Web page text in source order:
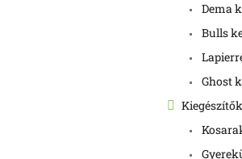
Dema
Bulls
Ghost
Kiegészítők